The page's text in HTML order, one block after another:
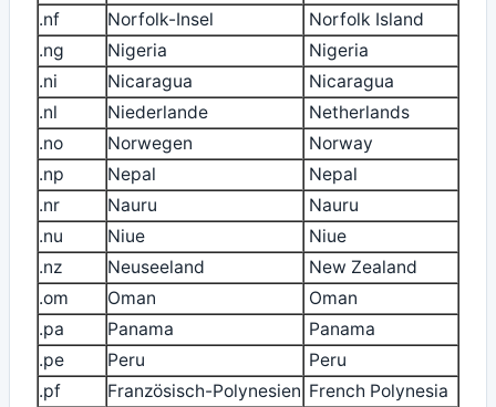
.nf
Norfolk-Insel
Norfolk Island
.ng
Nigeria
Nigeria
.ni
Nicaragua
Nicaragua
.nl
Niederlande
Netherlands
.no
Norwegen
Norway
.np
Nepal
Nepal
.nr
Nauru
Nauru
.nu
Niue
Niue
.nz
Neuseeland
New Zealand
.om
Oman
Oman
.pa
Panama
Panama
.pe
Peru
Peru
.pf
Französisch-Polynesien French Polynesia